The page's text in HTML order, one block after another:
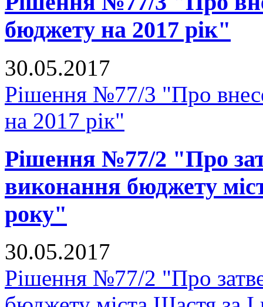
бюджету на 2017 рік"
30.05.2017
Рішення №77/3 "Про
на 2017 рік"
Рішення №77/2 "Про
виконання бюджету
року"
30.05.2017
Рішення №77/2 "Про